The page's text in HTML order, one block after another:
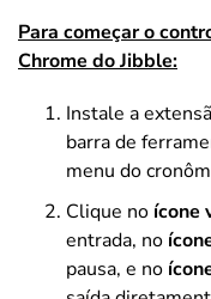
Para começar o
Chrome do Jibble:
Instale a
barra de
menu do
Clique no ícone
entrada, no
pausa, e no